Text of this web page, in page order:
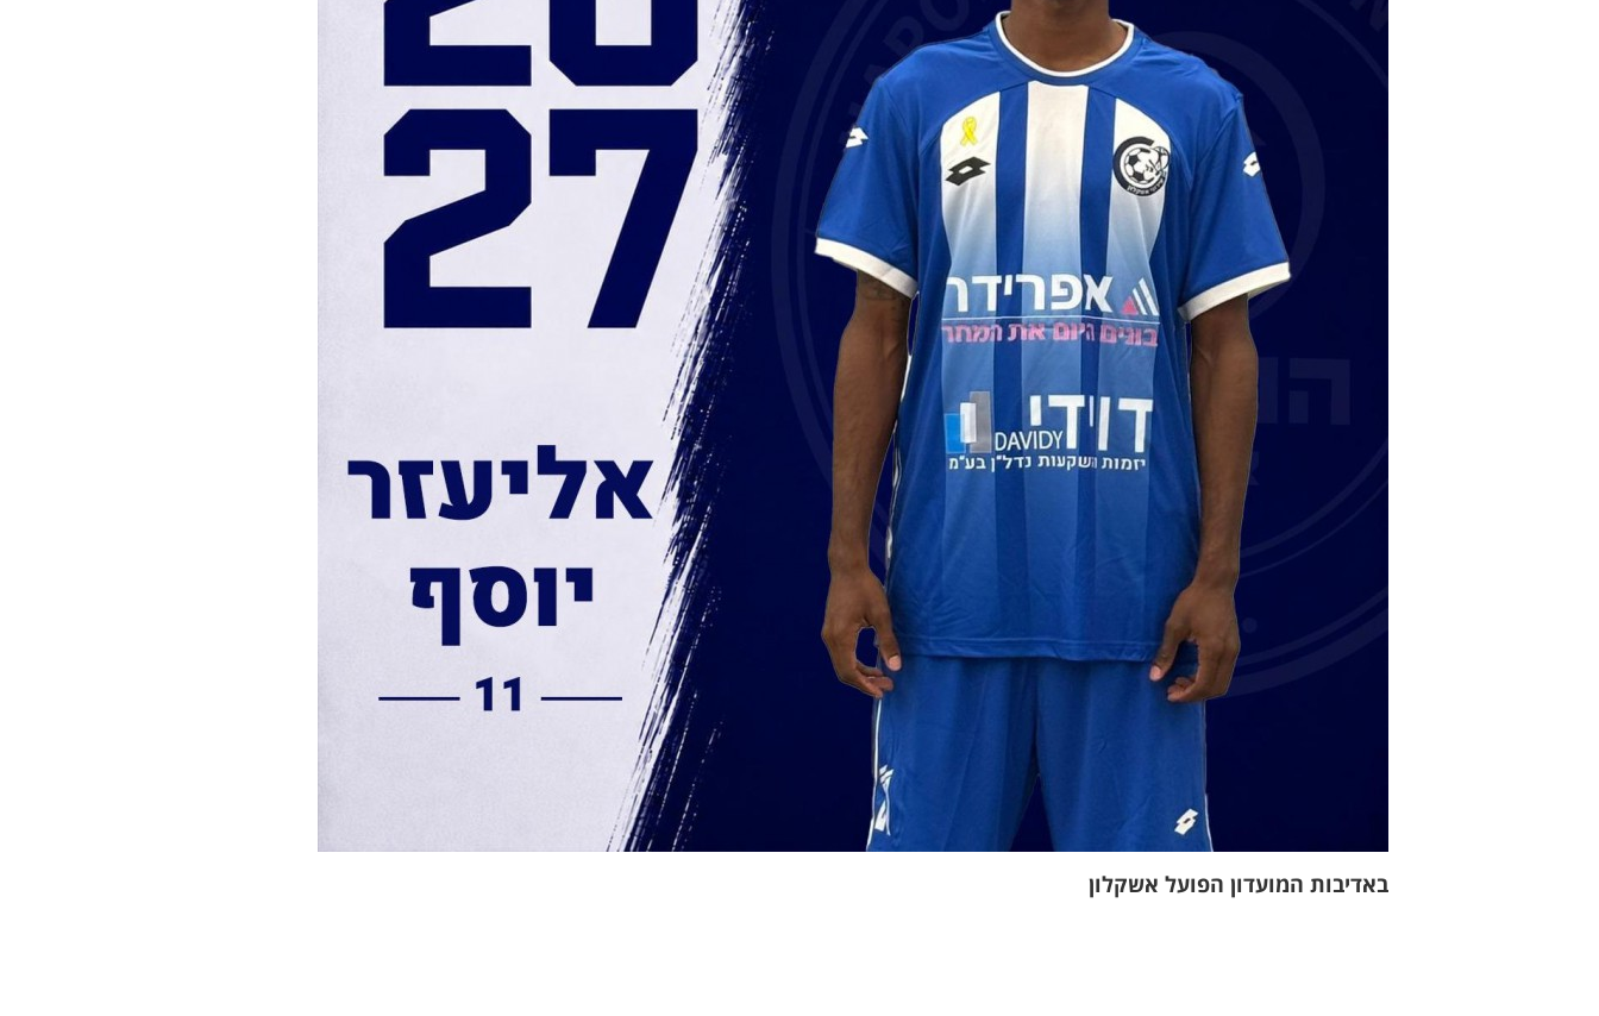
באדיבות המועדון הפועל אשקלון